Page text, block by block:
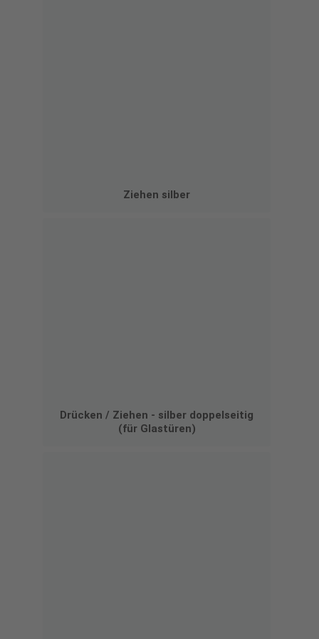
Ziehen silber
Drücken / Ziehen - silber doppelseitig
(für Glastüren)